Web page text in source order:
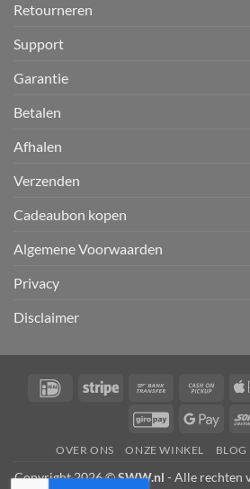
Retourneren
Support
Garantie
Betalen
Afhalen
Verzenden
Cadeaubon kopen
Algemene Voorwaarden
Privacy
Disclaimer
IDeal Stripe
Bank
Cash
GiroPay
OVER ONS ONZE WINKEL BLOG
Copyright 2026 ©SWW.nl - Alle rechten